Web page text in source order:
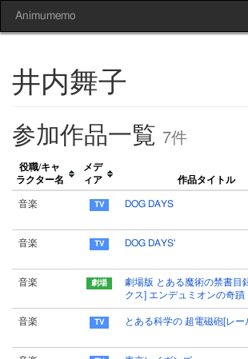
Animumemo
井内舞子
参加作品一覧 7件
役職/キャ
ラクター名
メデ
ィア
作品タイトル
音楽 DOG DAYS
音楽 DOG DAYS'
音楽
劇場版 とある魔術の禁書目
クス] エンデュミオンの奇蹟
音楽 とある科学の 超電磁砲[レー